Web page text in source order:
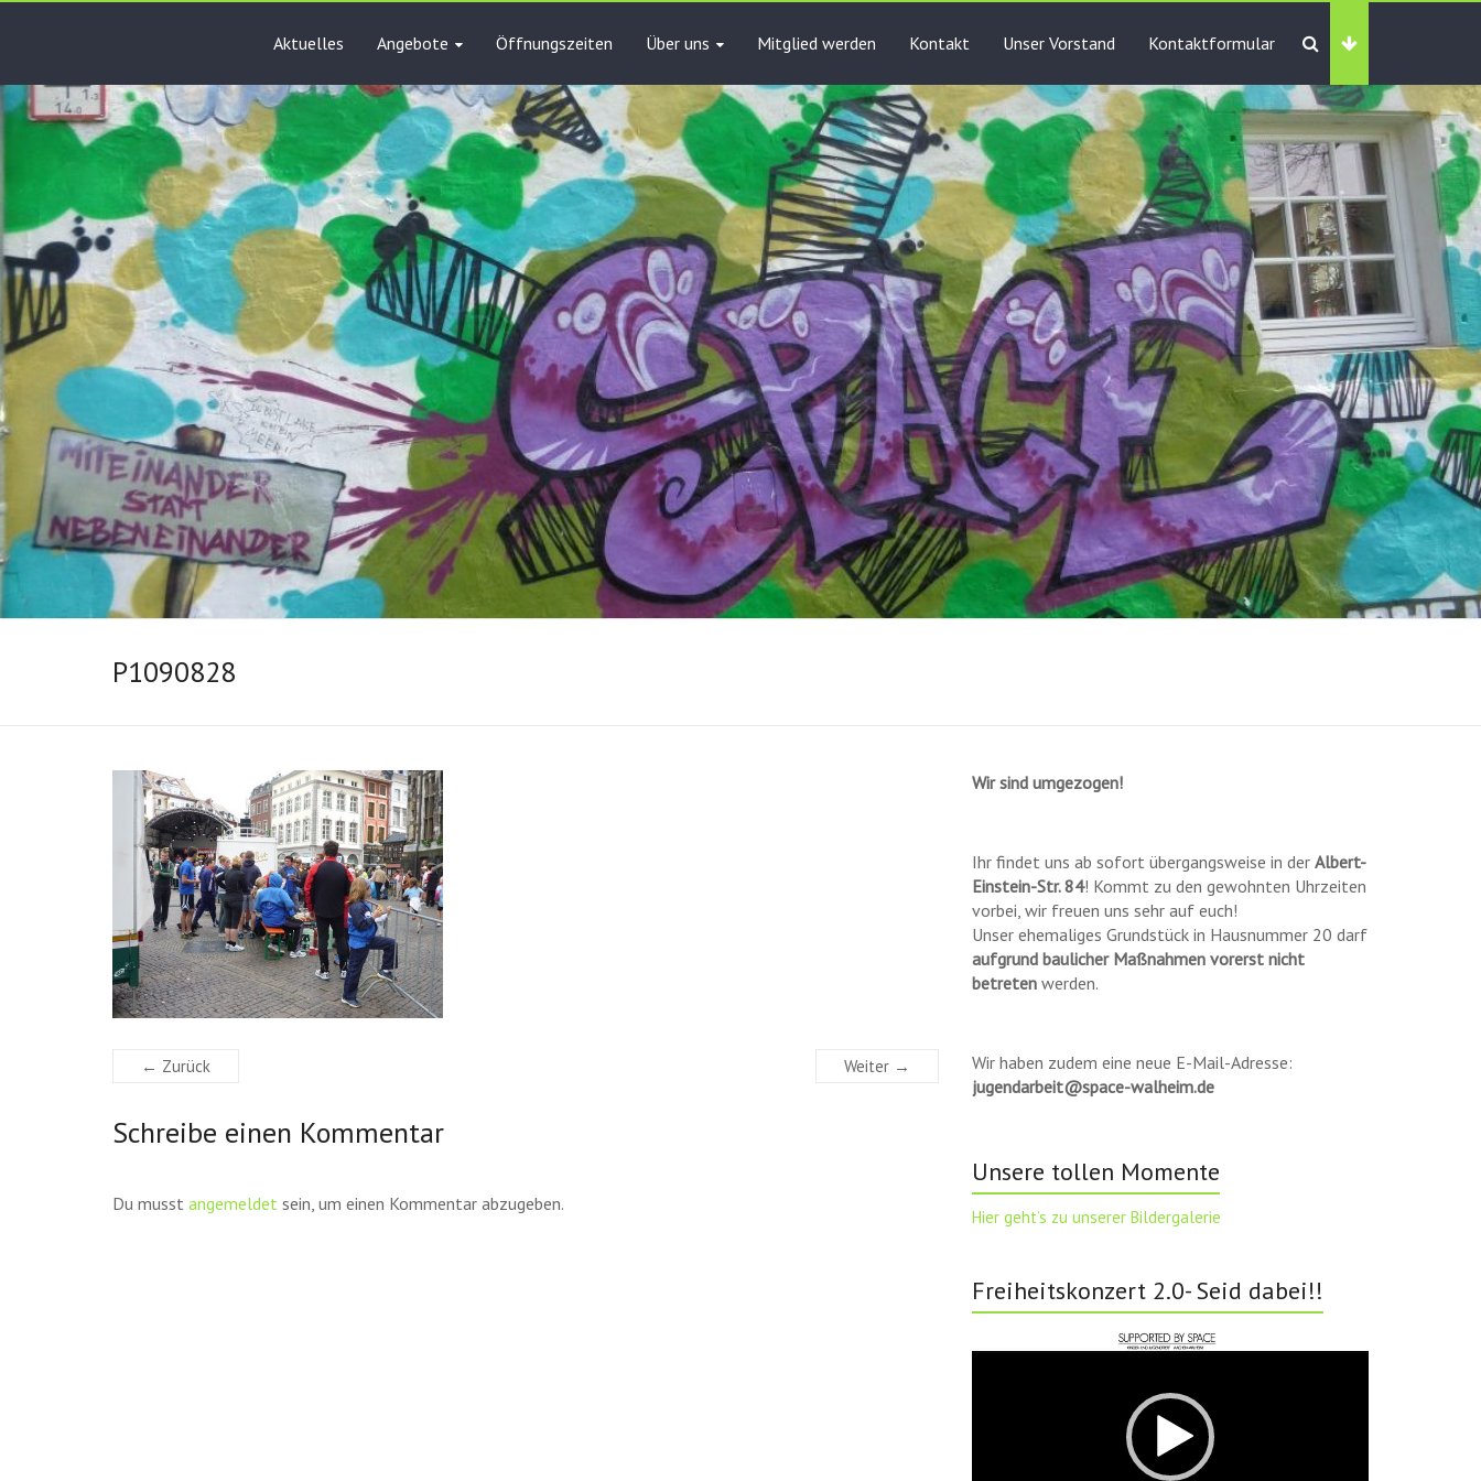
Aktuelles Angebote Öffnungszeiten Über uns Mitglied werden Kontakt Unser Vorstand Kontaktformular
P1090828
← Zurück Weiter →
Schreibe einen Kommentar
Du musst angemeldet sein, um einen Kommentar abzugeben.
Wir sind umgezogen!
Ihr findet uns ab sofort übergangsweise in derAlbert-
Einstein-Str. 84! Kommt zu den gewohnten Uhrzeiten
vorbei, wir freuen uns sehr auf euch!
Unser ehemaliges Grundstück in Hausnummer 20 darf
aufgrund baulicher Maßnahmen vorerst nicht
betreten werden.
Wir haben zudem eine neue E-Mail-Adresse:
jugendarbeit@space-walheim.de
Unsere tollen Momente
Hier geht’s zu unserer Bildergalerie
Freiheitskonzert 2.0- Seid dabei!!
Player